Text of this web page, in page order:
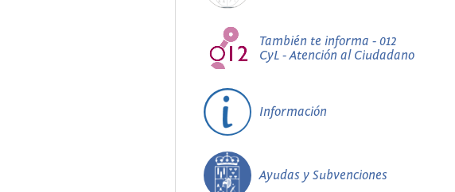
También te informa - 012
CyL - Atención al Ciudadano
Información
Ayudas y Subvenciones